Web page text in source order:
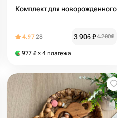
Комплект для новорожденного
4.9728 3 906₽4 200₽
977 ₽ × 4 платежа